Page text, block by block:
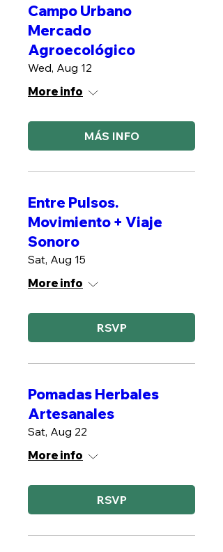
Campo Urbano
Mercado
Agroecológico
Wed, Aug 12
More info
MÁS INFO
Entre Pulsos.
Movimiento + Viaje
Sonoro
Sat, Aug 15
More info
RSVP
Pomadas Herbales
Artesanales
Sat, Aug 22
More info
RSVP